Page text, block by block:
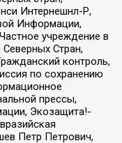
Интернешнл-Р,
Информации,
учреждение в
Стран,
контроль,
по сохранению
прессы,
Экозащита!-
Петр Петрович,